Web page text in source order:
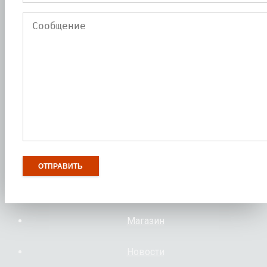
Магазин